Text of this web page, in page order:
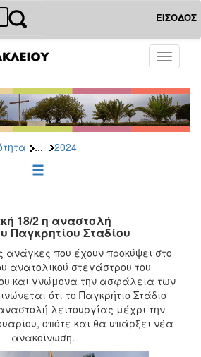
ΕΙΣΟΔΟΣ
Toggle
... 2024
18/2 η αναστολή
Παγκρητίου Σταδίου
ανάγκες που έχουν προκύψει στο
ανατολικού στεγάστρου του
και γνώμονα την ασφάλεια των
ότι το Παγκρήτιο Στάδιο
λειτουργίας μέχρι την
οπότε και θα υπάρξει νέα
ανακοίνωση.